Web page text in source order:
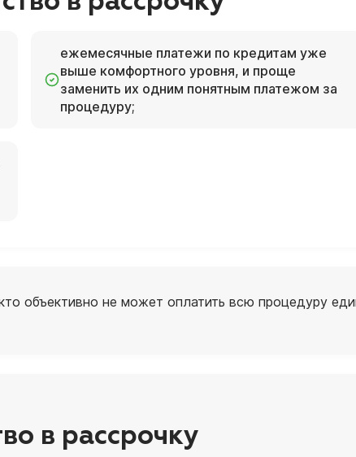
ежемесячные платежи по кредитам уже
выше комфортного уровня, и проще
заменить их одним понятным платежом за
процедуру;
объективно не может оплатить всю процедуру
в рассрочку